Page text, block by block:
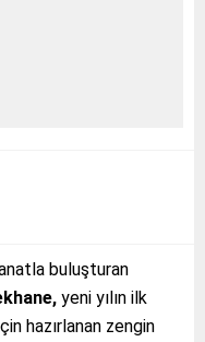
buluşturan
, yeni yılın ilk
hazırlanan zengin